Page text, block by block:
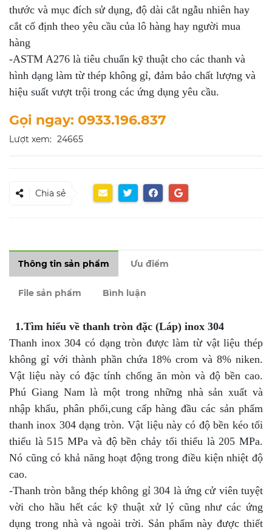
thước và mục đích sử dụng, độ dài cắt ngẫu nhiên hay
cắt cố định theo yêu cầu của lô hàng hay người mua
hàng
-ASTM A276 là tiêu chuẩn kỹ thuật cho các thanh và
hình dạng làm từ thép không gỉ, đảm bảo chất lượng và
hiệu suất vượt trội trong các ứng dụng yêu cầu.
Gọi ngay: 0933.196.837
Lượt xem: 24665
Chia sẻ
Thông tin sản phẩm Ưu điểm
File sản phẩm Bình luận
1.Tìm hiểu về thanh tròn đặc (Láp) inox 304
Thanh inox 304 có dạng tròn được làm từ vật liệu thép
không gỉ với thành phần chứa 18% crom và 8% niken.
Vật liệu này có đặc tính chống ăn mòn và độ bền cao.
Phú Giang Nam là một trong những nhà sản xuất và
nhập khẩu, phân phối,cung cấp hàng đầu các sản phẩm
thanh inox 304 dạng tròn. Vật liệu này có độ bền kéo tối
thiểu là 515 MPa và độ bền chảy tối thiểu là 205 MPa.
Nó cũng có khả năng hoạt động trong điều kiện nhiệt độ
cao.
-Thanh tròn bằng thép không gỉ 304 là ứng cử viên tuyệt
vời cho hầu hết các kỹ thuật xử lý cũng như các ứng
dụng trong nhà và ngoài trời. Sản phẩm này được thiết